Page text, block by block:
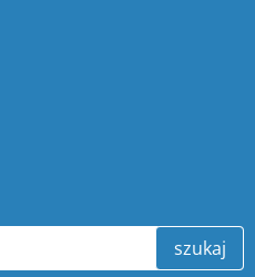
szukaj